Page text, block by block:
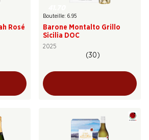
Rosé
Bouteille: 6.95
Barone Montalto Grillo
Sicilia DOC
2025
(30)